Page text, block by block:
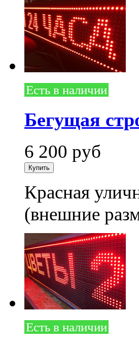
Есть в наличии
Бегущая
6 200 руб
Красная
(внешние
Есть в наличии